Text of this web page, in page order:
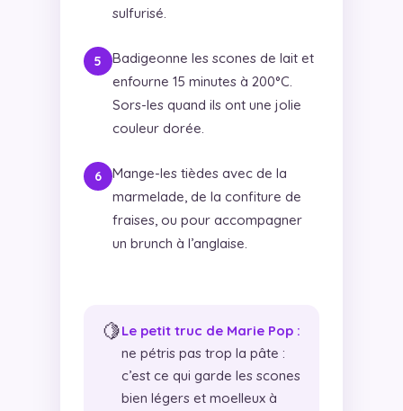
sulfurisé.
Badigeonne les scones de lait et
enfourne 15 minutes à 200°C.
Sors-les quand ils ont une jolie
couleur dorée.
Mange-les tièdes avec de la
marmelade, de la confiture de
fraises, ou pour accompagner
un brunch à l’anglaise.
🍋Le petit truc de Marie Pop :
ne pétris pas trop la pâte :
c’est ce qui garde les scones
bien légers et moelleux à